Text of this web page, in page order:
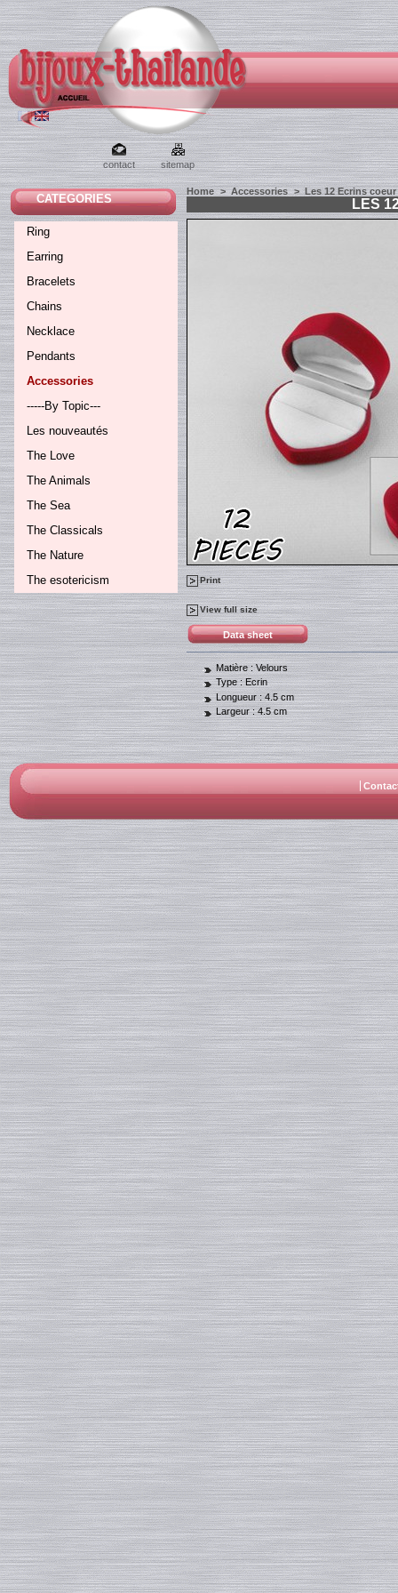
contact sitemap
CATEGORIES
Ring
Earring
Bracelets
Chains
Necklace
Pendants
Accessories
-----By Topic---
Les nouveautés
The Love
The Animals
The Sea
The Classicals
The Nature
The esotericism
Home > Accessories > Les 12 Ecrins coeur
LES
Print
View full size
Data sheet
Matière : Velours
Type : Ecrin
Longueur :4.5 cm
Largeur :4.5 cm